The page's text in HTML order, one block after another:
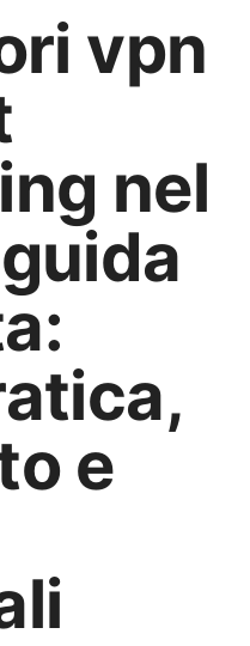
vpn
nel
e